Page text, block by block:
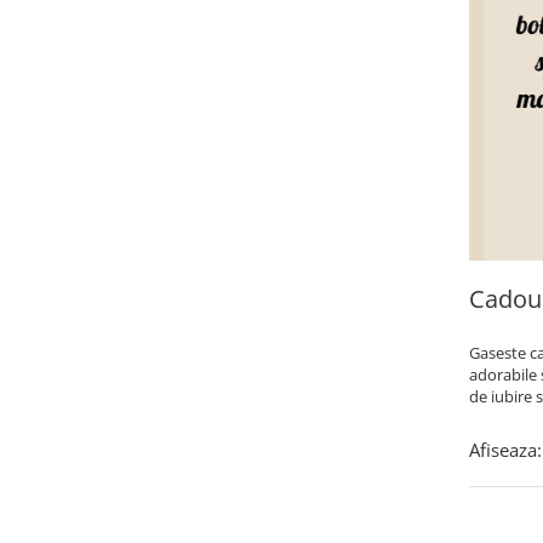
Gaseste
adorabile
de iubire
Afiseaza: